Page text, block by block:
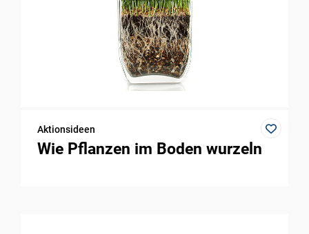
Aktionsideen
Wie Pflanzen im Boden wurzeln